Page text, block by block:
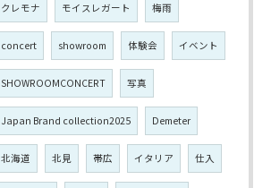
クレモナ モイスレガート 梅雨
concert showroom 体験会 イベント
SHOWROOMCONCERT 写真
Japan Brand collection2025 Demeter
北海道 北見 帯広 イタリア 仕入